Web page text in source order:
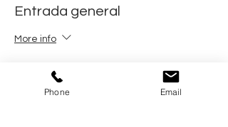
Entrada general
More info
$150.00
Phone Email